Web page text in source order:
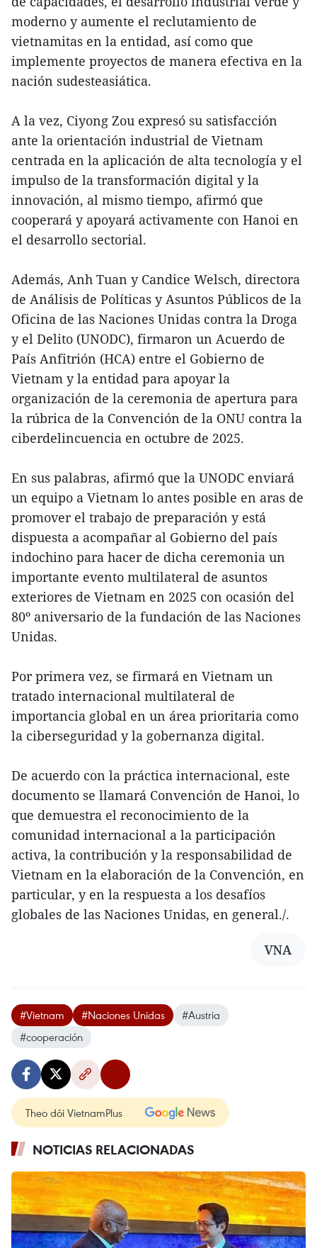
moderno y aumente el reclutamiento de
vietnamitas en la entidad, así como que
implemente proyectos de manera efectiva en la
nación sudesteasiática.
A la vez, Ciyong Zou expresó su satisfacción
ante la orientación industrial de Vietnam
centrada en la aplicación de alta tecnología y el
impulso de la transformación digital y la
innovación, al mismo tiempo, afirmó que
cooperará y apoyará activamente con Hanoi en
el desarrollo sectorial.
Además, Anh Tuan y Candice Welsch, directora
de Análisis de Políticas y Asuntos Públicos de la
Oficina de las Naciones Unidas contra la Droga
y el Delito (UNODC), firmaron un Acuerdo de
País Anfitrión (HCA) entre el Gobierno de
Vietnam y la entidad para apoyar la
organización de la ceremonia de apertura para
la rúbrica de la Convención de la ONU contra la
ciberdelincuencia en octubre de 2025.
En sus palabras, afirmó que la UNODC enviará
un equipo a Vietnam lo antes posible en aras de
promover el trabajo de preparación y está
dispuesta a acompañar al Gobierno del país
indochino para hacer de dicha ceremonia un
importante evento multilateral de asuntos
exteriores de Vietnam en 2025 con ocasión del
80º aniversario de la fundación de las Naciones
Unidas.
Por primera vez, se firmará en Vietnam un
tratado internacional multilateral de
importancia global en un área prioritaria como
la ciberseguridad y la gobernanza digital.
De acuerdo con la práctica internacional, este
documento se llamará Convención de Hanoi, lo
que demuestra el reconocimiento de la
comunidad internacional a la participación
activa, la contribución y la responsabilidad de
Vietnam en la elaboración de la Convención, en
particular, y en la respuesta a los desafíos
globales de las Naciones Unidas, en general./.
VNA
#Vietnam #Naciones Unidas
#Austria
#cooperación
Theo dõi VietnamPlus
NOTICIAS RELACIONADAS